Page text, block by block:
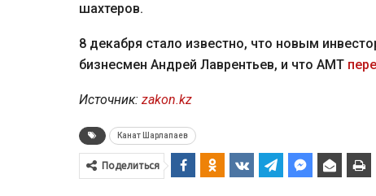
шахтеров.
8 декабря стало известно, что новым
бизнесмен Андрей Лаврентьев, и что АМТ
Источник: zakon.kz
Канат Шарлапаев
Поделиться